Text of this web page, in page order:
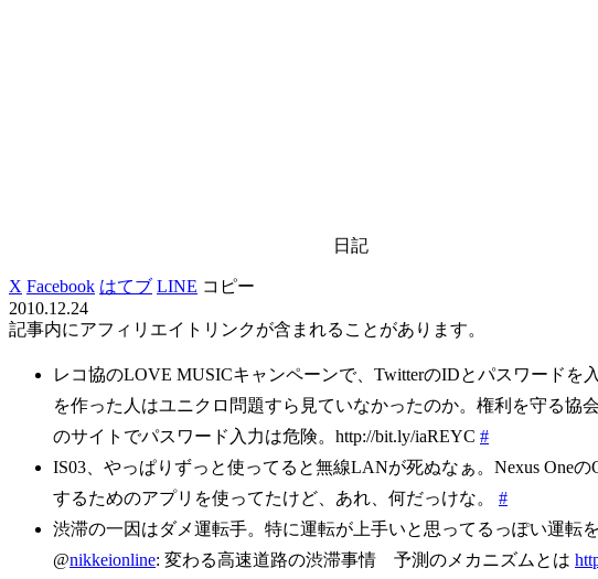
日記
X Facebook はてブ LINE コピー
2010.12.24
記事内にアフィリエイトリンクが含まれることがあります。
レコ協のLOVE MUSICキャンペーンで、TwitterのIDとパスワードを
を作った人はユニクロ問題すら見ていなかったのか。権利を守る協
のサイトでパスワード入力は危険。http://bit.ly/iaREYC #
IS03、やっぱりずっと使ってると無線LANが死ぬなぁ。Nexus One
するためのアプリを使ってたけど、あれ、何だっけな。 #
渋滞の一因はダメ運転手。特に運転が上手いと思ってるっぽい運転
@nikkeionline: 変わる高速道路の渋滞事情 予測のメカニズムとは